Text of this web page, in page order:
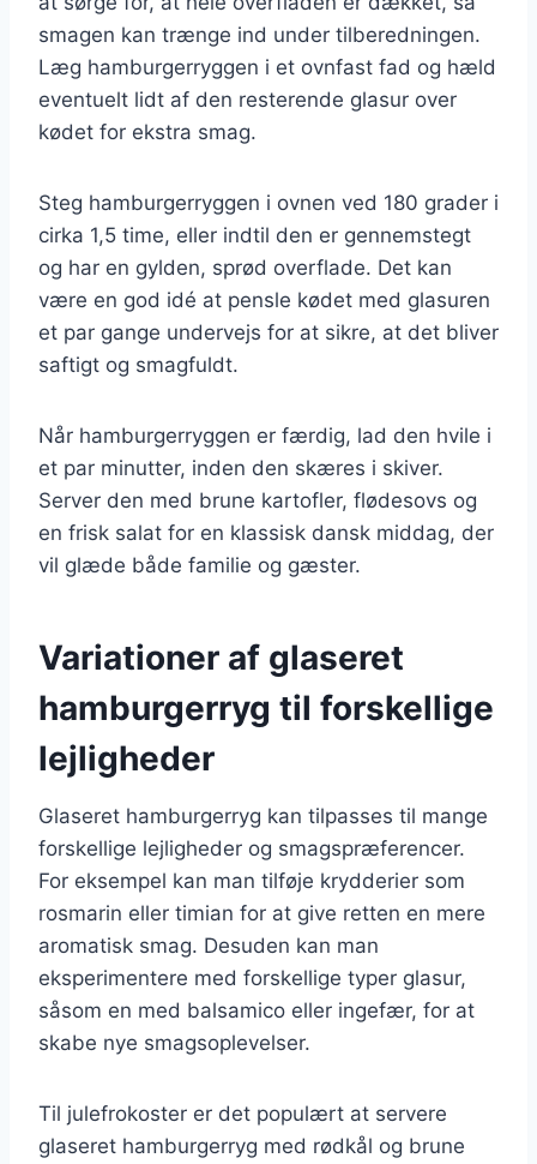
smagen kan trænge ind under tilberedningen.
Læg hamburgerryggen i et ovnfast fad og hæld
eventuelt lidt af den resterende glasur over
kødet for ekstra smag.
Steg hamburgerryggen i ovnen ved 180 grader i
cirka 1,5 time, eller indtil den er gennemstegt
og har en gylden, sprød overflade. Det kan
være en god idé at pensle kødet med glasuren
et par gange undervejs for at sikre, at det bliver
saftigt og smagfuldt.
Når hamburgerryggen er færdig, lad den hvile i
et par minutter, inden den skæres i skiver.
Server den med brune kartofler, flødesovs og
en frisk salat for en klassisk dansk middag, der
vil glæde både familie og gæster.
Variationer af glaseret
hamburgerryg til forskellige
lejligheder
Glaseret hamburgerryg kan tilpasses til mange
forskellige lejligheder og smagspræferencer.
For eksempel kan man tilføje krydderier som
rosmarin eller timian for at give retten en mere
aromatisk smag. Desuden kan man
eksperimentere med forskellige typer glasur,
såsom en med balsamico eller ingefær, for at
skabe nye smagsoplevelser.
Til julefrokoster er det populært at servere
glaseret hamburgerryg med rødkål og brune